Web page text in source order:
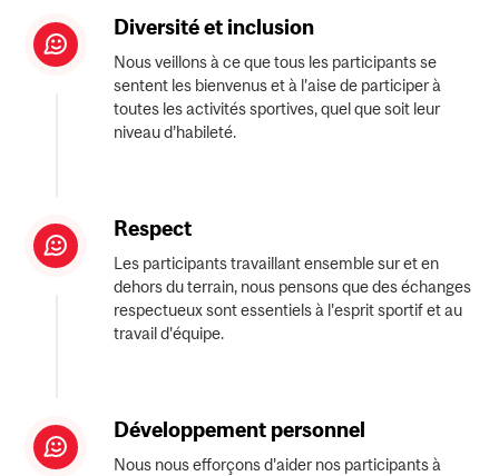
Diversité et inclusion
Nous veillons à ce que tous les participants se
sentent les bienvenus et à l'aise de participer à
toutes les activités sportives, quel que soit leur
niveau d’habileté.
Respect
Les participants travaillant ensemble sur et en
dehors du terrain, nous pensons que des échanges
respectueux sont essentiels à l'esprit sportif et au
travail d'équipe.
Développement personnel
Nous nous efforçons d'aider nos participants à